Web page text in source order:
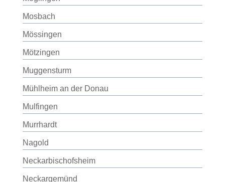
Mosbach
Mössingen
Mötzingen
Muggensturm
Mühlheim an der Donau
Mulfingen
Murrhardt
Nagold
Neckarbischofsheim
Neckargemünd